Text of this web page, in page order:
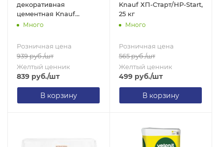
декоративная
цементная Knauf
Диамант/Diamant 1,5,
Много
Розничная цена
939руб./шт
Желтый ценник
839 руб./шт
В корзину
Knauf ХП-Старт/HP-Start,
25 кг
Много
Розничная цена
565руб./шт
Желтый ценник
499 руб./шт
В корзину